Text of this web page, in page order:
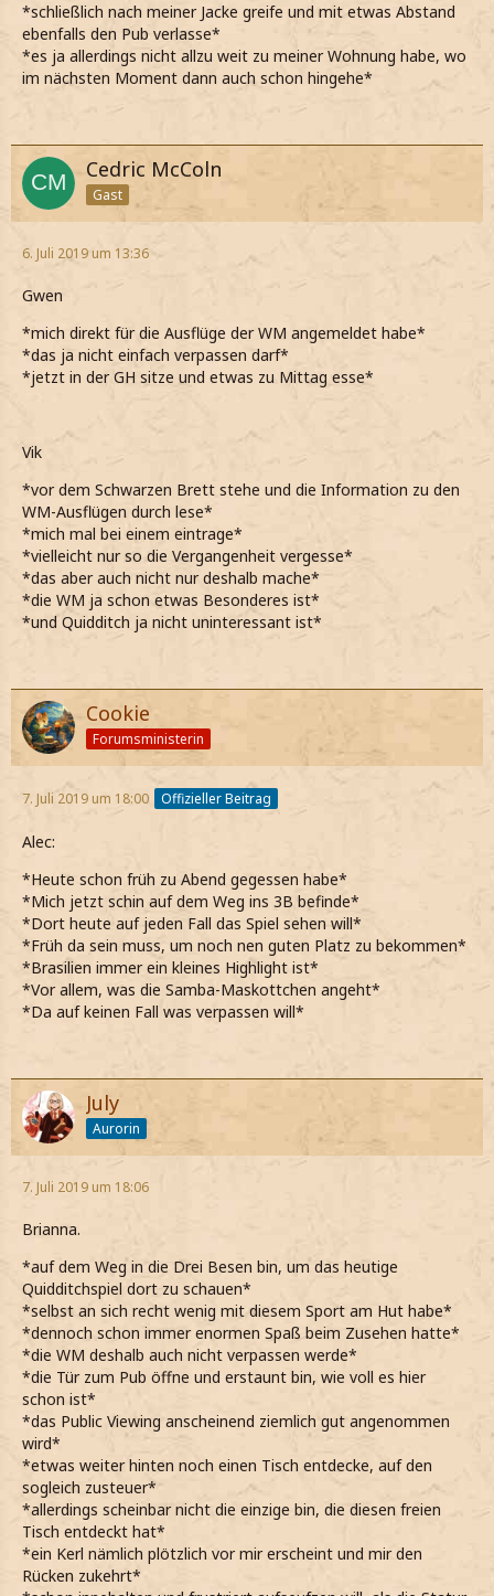
*schließlich nach meiner Jacke greife und mit etwas Abstand
ebenfalls den Pub verlasse*
*es ja allerdings nicht allzu weit zu meiner Wohnung habe, wo
im nächsten Moment dann auch schon hingehe*
Cedric McColn
Gast
6. Juli 2019 um 13:36
Gwen
*mich direkt für die Ausflüge der WM angemeldet habe*
*das ja nicht einfach verpassen darf*
*jetzt in der GH sitze und etwas zu Mittag esse*
Vik
*vor dem Schwarzen Brett stehe und die Information zu den
WM-Ausflügen durch lese*
*mich mal bei einem eintrage*
*vielleicht nur so die Vergangenheit vergesse*
*das aber auch nicht nur deshalb mache*
*die WM ja schon etwas Besonderes ist*
*und Quidditch ja nicht uninteressant ist*
Cookie
Forumsministerin
7. Juli 2019 um 18:00 Offizieller Beitrag
Alec:
*Heute schon früh zu Abend gegessen habe*
*Mich jetzt schin auf dem Weg ins 3B befinde*
*Dort heute auf jeden Fall das Spiel sehen will*
*Früh da sein muss, um noch nen guten Platz zu bekommen*
*Brasilien immer ein kleines Highlight ist*
*Vor allem, was die Samba-Maskottchen angeht*
*Da auf keinen Fall was verpassen will*
July
Aurorin
7. Juli 2019 um 18:06
Brianna.
*auf dem Weg in die Drei Besen bin, um das heutige
Quidditchspiel dort zu schauen*
*selbst an sich recht wenig mit diesem Sport am Hut habe*
*dennoch schon immer enormen Spaß beim Zusehen hatte*
*die WM deshalb auch nicht verpassen werde*
*die Tür zum Pub öffne und erstaunt bin, wie voll es hier
schon ist*
*das Public Viewing anscheinend ziemlich gut angenommen
wird*
*etwas weiter hinten noch einen Tisch entdecke, auf den
sogleich zusteuer*
*allerdings scheinbar nicht die einzige bin, die diesen freien
Tisch entdeckt hat*
*ein Kerl nämlich plötzlich vor mir erscheint und mir den
Rücken zukehrt*